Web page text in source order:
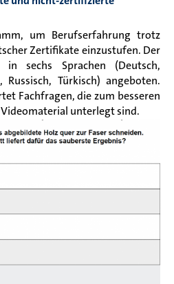
um Berufserfahrung trotz
Zertifikate einzustufen. Der
sechs Sprachen (Deutsch,
Russisch, Türkisch) angeboten.
Fachfragen, die zum besseren
unterlegt sind.